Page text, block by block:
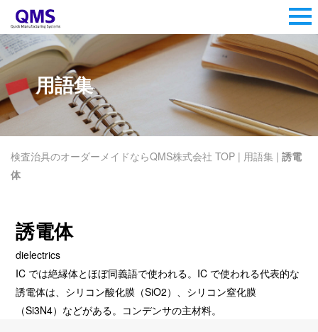
用語集
検査治具のオーダーメイドならQMS株式会社 TOP | 用語集 | 誘電
体
誘電体
dielectrics
IC では絶縁体とほぼ同義語で使われる。IC で使われる代表的な
誘電体は、シリコン酸化膜（SiO2）、シリコン窒化膜
（Si3N4）などがある。コンデンサの主材料。